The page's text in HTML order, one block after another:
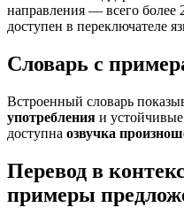
направления — всего
доступен в переключателе
Словарь с
Встроенный словарь
употребления и
доступна озвучка
Перевод в
примеры